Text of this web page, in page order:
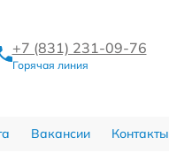
+7 (831) 231-09-76
Горячая линия
Вакансии Контакты